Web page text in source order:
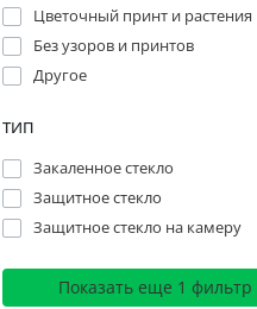
Цветочный принт и растения
Без узоров и принтов
Другое
ТИП
Закаленное стекло
Защитное стекло
Защитное стекло на камеру
Показать еще 1 фильтр